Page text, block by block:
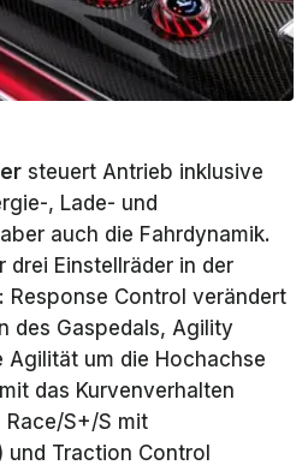
steuert Antrieb inklusive
, Lade- und
auch die Fahrdynamik.
drei Einstellräder in der
Response Control verändert
des Gaspedals, Agility
Agilität um die Hochachse
das Kurvenverhalten
Race/S+/S mit
und Traction Control